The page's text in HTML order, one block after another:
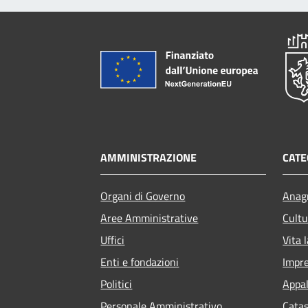
AMMINISTRAZIONE
Organi di Governo
Aree Amministrative
Uffici
Enti e fondazioni
Politici
Vita